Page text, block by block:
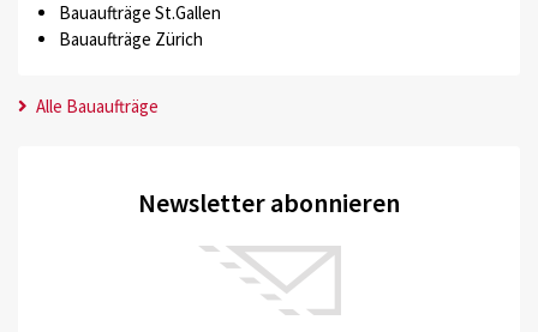
Bauaufträge St.Gallen
Bauaufträge Zürich
Alle Bauaufträge
Newsletter abonnieren